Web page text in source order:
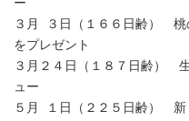
ー
３月 ３日（１６６日齢） 桃
をプレゼント
３月２４日（１８７日齢）
ュー
５月 １日（２２５日齢）